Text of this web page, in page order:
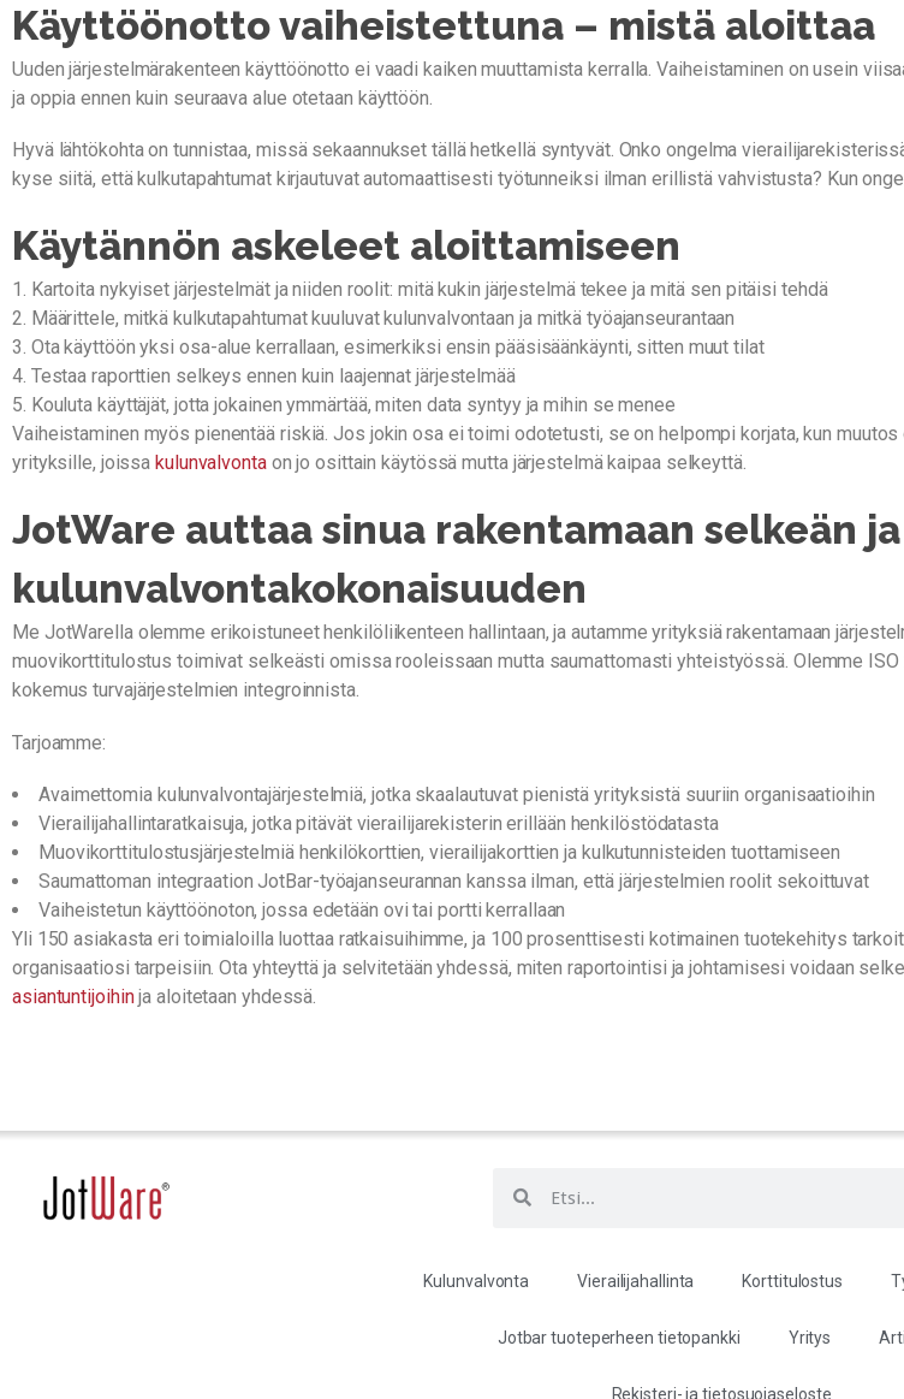
Käyttöönotto vaiheistettuna – mistä aloittaa
Uuden järjestelmärakenteen käyttöönotto ei vaadi kaiken muuttamista kerralla. Vaiheistaminen on usein
ja oppia ennen kuin seuraava alue otetaan käyttöön.
Hyvä lähtökohta on tunnistaa, missä sekaannukset tällä hetkellä syntyvät. Onko ongelma
kyse siitä, että kulkutapahtumat kirjautuvat automaattisesti työtunneiksi ilman erillistä vahvistusta? Kun
Käytännön askeleet aloittamiseen
Kartoita nykyiset järjestelmät ja niiden roolit: mitä kukin järjestelmä tekee ja mitä sen pitäisi tehdä
Määrittele, mitkä kulkutapahtumat kuuluvat kulunvalvontaan ja mitkä työajanseurantaan
Ota käyttöön yksi osa-alue kerrallaan, esimerkiksi ensin pääsisäänkäynti, sitten muut tilat
Testaa raporttien selkeys ennen kuin laajennat järjestelmää
Kouluta käyttäjät, jotta jokainen ymmärtää, miten data syntyy ja mihin se menee
Vaiheistaminen myös pienentää riskiä. Jos jokin osa ei toimi odotetusti, se on helpompi korjata, kun
yrityksille, joissa kulunvalvontaon jo osittain käytössä mutta järjestelmä kaipaa selkeyttä.
JotWare auttaa sinua rakentamaan selkeän
kulunvalvontakokonaisuuden
Me JotWarella olemme erikoistuneet henkilöliikenteen hallintaan, ja autamme yrityksiä rakentamaan
muovikorttitulostus toimivat selkeästi omissa rooleissaan mutta saumattomasti yhteistyössä. Olemme
kokemus turvajärjestelmien integroinnista.
Tarjoamme:
Avaimettomia kulunvalvontajärjestelmiä, jotka skaalautuvat pienistä yrityksistä suuriin organisaatioihin
Vierailijahallintaratkaisuja, jotka pitävät vierailijarekisterin erillään henkilöstödatasta
Muovikorttitulostusjärjestelmiä henkilökorttien, vierailijakorttien ja kulkutunnisteiden tuottamiseen
Saumattoman integraation JotBar-työajanseurannan kanssa ilman, että järjestelmien roolit sekoittuvat
Vaiheistetun käyttöönoton, jossa edetään ovi tai portti kerrallaan
Yli 150 asiakasta eri toimialoilla luottaa ratkaisuihimme, ja 100 prosenttisesti kotimainen tuotekehitys
organisaatiosi tarpeisiin. Ota yhteyttä ja selvitetään yhdessä, miten raportointisi ja johtamisesi voidaan
asiantuntijoihinja aloitetaan yhdessä.
Kulunvalvonta Vierailijahallinta Korttitulostus
Jotbar tuoteperheen tietopankki Yritys
Rekisteri- ja tietosuojaseloste